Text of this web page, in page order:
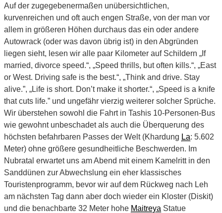
Auf der zugegebenermaßen unübersichtlichen,
kurvenreichen und oft auch engen Straße, von der man vor
allem in größeren Höhen durchaus das ein oder andere
Autowrack (oder was davon übrig ist) in den Abgründen
liegen sieht, lesen wir alle paar Kilometer auf Schildern „If
married, divorce speed.“, „Speed thrills, but often kills.“, „East
or West. Driving safe is the best.“, „Think and drive. Stay
alive.”, „Life is short. Don’t make it shorter.“, „Speed is a knife
that cuts life.” und ungefähr vierzig weiterer solcher Sprüche.
Wir überstehen sowohl die Fahrt in Tashis 10-Personen-Bus
wie gewohnt unbeschadet als auch die Überquerung des
höchsten befahrbaren Passes der Welt (Khardung La: 5.602
Meter) ohne größere gesundheitliche Beschwerden. Im
Nubratal erwartet uns am Abend mit einem Kamelritt in den
Sanddünen zur Abwechslung ein eher klassisches
Touristenprogramm, bevor wir auf dem Rückweg nach Leh
am nächsten Tag dann aber doch wieder ein Kloster (Diskit)
und die benachbarte 32 Meter hohe Maitreya Statue